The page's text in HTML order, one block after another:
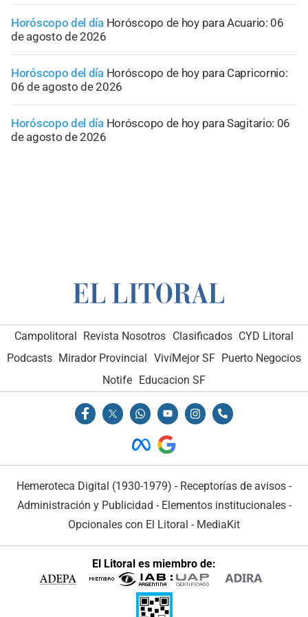
Horóscopo del día Horóscopo de hoy para Acuario: 06
de agosto de 2026
Horóscopo del día Horóscopo de hoy para Capricornio:
06 de agosto de 2026
Horóscopo del día Horóscopo de hoy para Sagitario: 06
de agosto de 2026
Campolitoral Revista Nosotros Clasificados CYD Litoral
Podcasts Mirador Provincial VivíMejor SF Puerto Negocios
Notife
Educacion SF
Hemeroteca Digital (1930-1979) - Receptorías de avisos -
Administración y Publicidad - Elementos institucionales-
Opcionales con El Litoral - MediaKit
El Litoral es miembro de: